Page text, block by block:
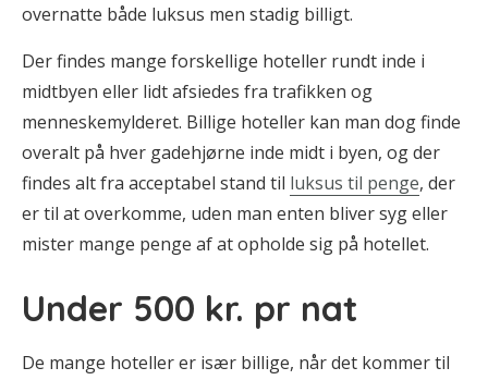
overnatte både luksus men stadig billigt.
Der findes mange forskellige hoteller rundt inde i
midtbyen eller lidt afsiedes fra trafikken og
menneskemylderet. Billige hoteller kan man dog finde
overalt på hver gadehjørne inde midt i byen, og der
findes alt fra acceptabel stand til luksus til penge, der
er til at overkomme, uden man enten bliver syg eller
mister mange penge af at opholde sig på hotellet.
Under 500 kr. pr nat
De mange hoteller er især billige, når det kommer til